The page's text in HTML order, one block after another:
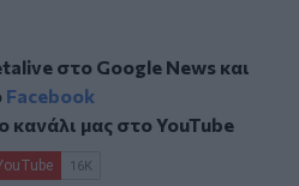
στο Google Newsκαι
Facebook
κανάλι μας στοYouTube